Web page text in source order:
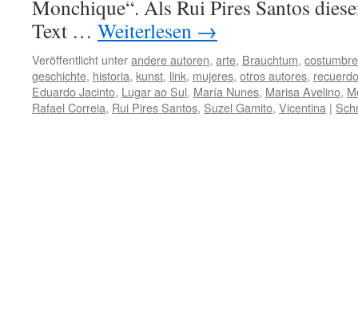
Monchique“. Als Rui Pires Santos
Text … Weiterlesen →
Veröffentlicht unterandere autoren, arte, Brauchtum,
geschichte, historia, kunst, link, mujeres, otros autores,
Eduardo Jacinto, Lugar ao Sul, María Nunes, Marisa Avelino,
Rafael Correia, Rui Pires Santos, Suzel Gamito, Vicentina |